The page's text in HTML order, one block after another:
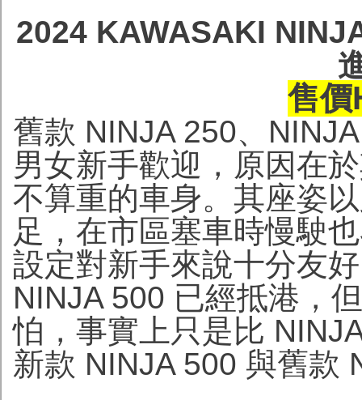
2024 KAWASAKI
售價
舊款 NINJA 250、
男女新手歡迎，原因在
不算重的車身。其座姿
足，在市區塞車時慢駛
設定對新手來說十分友
NINJA 500 已經抵港，
怕，事實上只是比
新款 NINJA 500 與舊款